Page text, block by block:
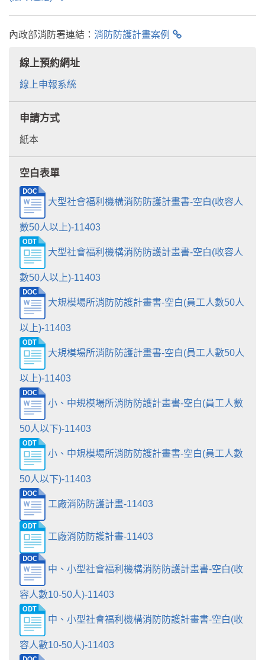
內政部消防署連結： 消防防護計畫案例
線上預約網址
線上申報系統
申請方式
紙本
空白表單
大型社會福利機構消防防護計畫書-空白(收容人
數50人以上)-11403
大型社會福利機構消防防護計畫書-空白(收容人
數50人以上)-11403
大規模場所消防防護計畫書-空白(員工人數50人
以上)-11403
大規模場所消防防護計畫書-空白(員工人數50人
以上)-11403
小、中規模場所消防防護計畫書-空白(員工人數
50人以下)-11403
小、中規模場所消防防護計畫書-空白(員工人數
50人以下)-11403
工廠消防防護計畫-11403
工廠消防防護計畫-11403
中、小型社會福利機構消防防護計畫書-空白(收
容人數10-50人)-11403
中、小型社會福利機構消防防護計畫書-空白(收
容人數10-50人)-11403